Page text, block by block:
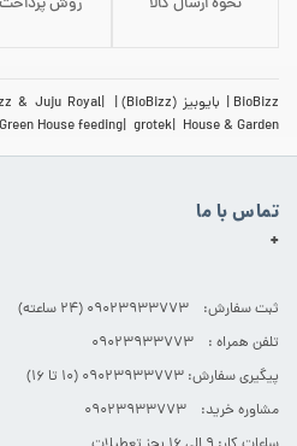
نحوه ارسال کالا روش پرداخت
BioBizz بایوبیز (BioBizz)
& Juju Royal
Green House feeding grotek House & Garden
تماس با ما
+
ثبت سفارش: 09023933773 (۲۴ ساعته)
تلفن همراه : 09023933773
پیگیری سفارش: 09023933773 (۱۰ تا ۱۶)
مشاوره خرید: 09023933773